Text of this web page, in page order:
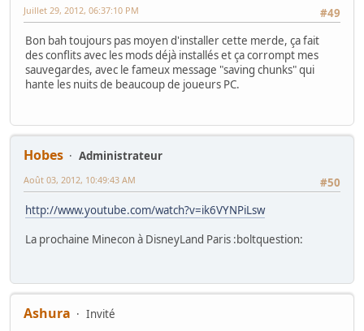
#49
Juillet 29, 2012, 06:37:10 PM
Bon bah toujours pas moyen d'installer cette merde, ça fait
des conflits avec les mods déjà installés et ça corrompt mes
sauvegardes, avec le fameux message "saving chunks" qui
hante les nuits de beaucoup de joueurs PC.
Hobes
Administrateur
#50
Août 03, 2012, 10:49:43 AM
http://www.youtube.com/watch?v=ik6VYNPiLsw
La prochaine Minecon à DisneyLand Paris :boltquestion:
Ashura
Invité